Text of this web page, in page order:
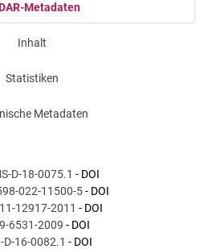
Metadaten
Inhalt
Statistiken
Metadaten
D-18-0075.1 - DOI
022-11500-5- DOI
12917-2011 - DOI
6531-2009 - DOI
16-0082.1 - DOI